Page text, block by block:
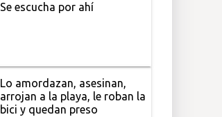
Se escucha por ahí
Lo amordazan, asesinan,
arrojan a la playa, le roban la
bici y quedan preso